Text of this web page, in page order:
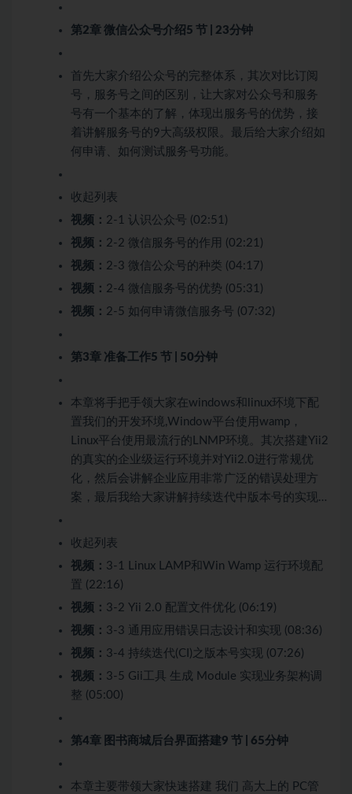
第2章 微信公众号介绍 5 节 | 23分钟
首先大家介绍公众号的完整体系，其次对比订阅
号，服务号之间的区别，让大家对公众号和服务
号有一个基本的了解，体现出服务号的优势，接
着讲解服务号的9大高级权限。最后给大家介绍如
何申请、如何测试服务号功能。
收起列表
视频： 2-1 认识公众号 (02:51)
视频： 2-2 微信服务号的作用 (02:21)
视频： 2-3 微信公众号的种类 (04:17)
视频： 2-4 微信服务号的优势 (05:31)
视频： 2-5 如何申请微信服务号 (07:32)
第3章 准备工作5 节 | 50分钟
本章将手把手领大家在windows和linux环境下配
置我们的开发环境,Window平台使用wamp，
Linux平台使用最流行的LNMP环境。其次搭建Yii2
的真实的企业级运行环境并对Yii2.0进行常规优
化，然后会讲解企业应用非常广泛的错误处理方
案，最后我给大家讲解持续迭代中版本号的实现…
收起列表
视频： 3-1 Linux LAMP和Win Wamp 运行环境配
置 (22:16)
视频： 3-2 Yii 2.0 配置文件优化 (06:19)
视频： 3-3 通用应用错误日志设计和实现 (08:36)
视频： 3-4 持续迭代(CI)之版本号实现 (07:26)
视频： 3-5 Gii工具 生成 Module 实现业务架构调
整 (05:00)
第4章 图书商城后台界面搭建9 节 | 65分钟
本章主要带领大家快速搭建 我们 高大上的 PC管